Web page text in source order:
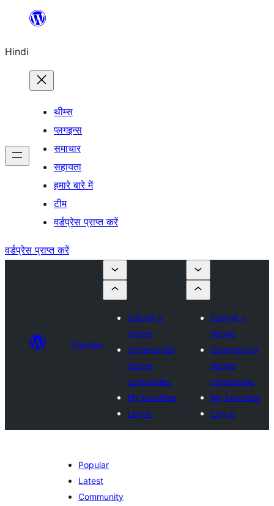
सामग्री
जाएं
Hindi
थीम्स
प्लगइन्स
समाचार
सहायता
हमारे बारे में
टीम
वर्डप्रेस प्राप्त करें
वर्डप्रेस प्राप्त करें
Themes
Submit a
theme
Commercial
theme
companies
My favorites
Log in
Submit a
theme
Commercial
theme
companies
My favorites
Log in
Popular
Latest
Community